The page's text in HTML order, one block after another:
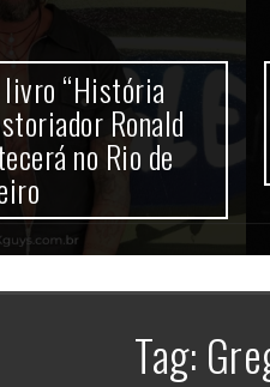
livro “História
Ronald
no Rio de
Tag: